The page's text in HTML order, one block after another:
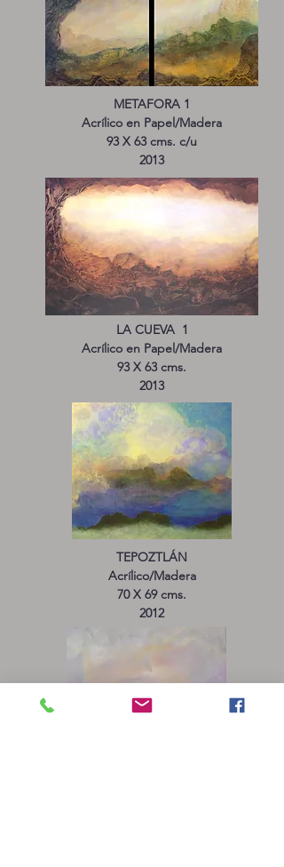
METAFORA 1
Acrílico en Papel/Madera
93 X 63 cms. c/u
2013
LA CUEVA 1
Acrílico en Papel/Madera
93 X 63 cms.
2013
TEPOZTLÁN
Acrílico/Madera
70 X 69 cms.
2012